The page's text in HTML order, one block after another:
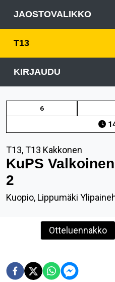
JAOSTOVALIKKO
T13
KIRJAUDU
6
T13, T13 Kakkonen
KuPS
2
Kuopio, Lippumäki
Otteluennakko